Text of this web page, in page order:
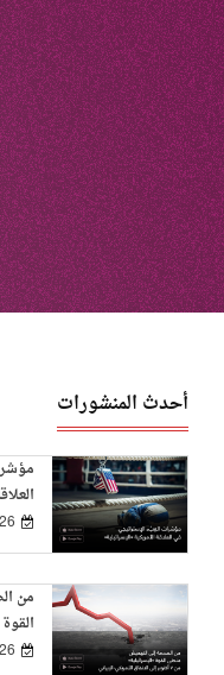
أحدث المنشورات
من
إلى